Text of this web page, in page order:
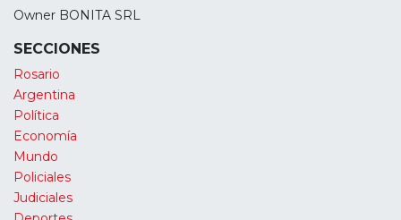
Owner BONITA SRL
SECCIONES
Rosario
Argentina
Política
Economía
Mundo
Policiales
Judiciales